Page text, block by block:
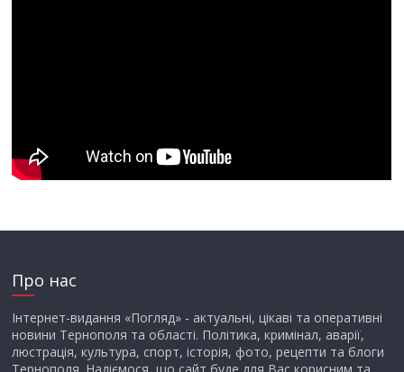
Про нас
Інтернет-видання «Погляд» - актуальні, цікаві та оперативні
новини Тернополя та області. Політика, кримінал, аварії,
люстрація, культура, спорт, історія, фото, рецепти та блоги
Тернополя. Надіємося, що сайт буде для Вас корисним та